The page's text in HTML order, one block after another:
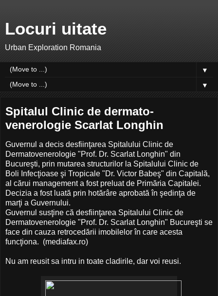
Locuri uitate
Urban Exploration Romania
▼
▼
Spitalul Clinic de dermato-
venerologie Scarlat Longhin
Guvernul a decis desfiinţarea Spitalului Clinic de
Dermatovenerologie "Prof. Dr. Scarlat Longhin" din
Bucureşti, prin mutarea structurilor la Spitalului Clinic de
Boli Infecţioase şi Tropicale "Dr. Victor Babeş" din Capitală,
al cărui management a fost preluat de Primăria Capitalei.
Decizia a fost luată prin hotărâre aprobată în şedinţa de
marţi a Guvernului.
Guvernul susţine că desfiinţarea Spitalului Clinic de
Dermatovenerologie "Prof. Dr. Scarlat Longhin" Bucureşti se
face din cauza retrocedării imobilelor în care acesta
funcţiona. (mediafax.ro)
Nu am reusit sa intru in toate cladirile, dar voi reusi.